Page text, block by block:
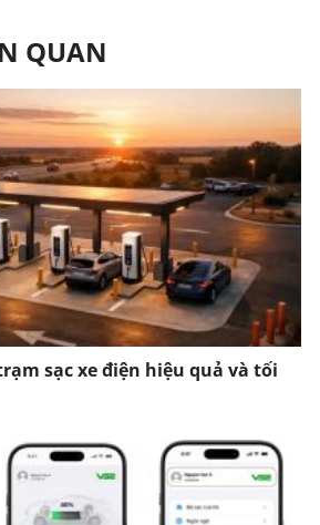
QUAN
sạc xe điện hiệu quả và tối